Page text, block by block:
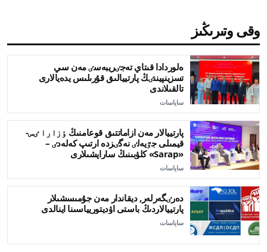
وقى وتىرىڭىز
ەلوردادا قىتاي تەجٸريبەسٸ مەن سي
تسزينپيننٸڭ پارتييالىق قۇرىلىس يدەيالارى
تالقىلاندى
ساياسات
پارتييالار مەن ازاماتتىق قوعامنىڭ ٶزارا ٸس-
قيمىلى جٷيەلٸ نەگٸزدە ارتىپ كەلەدٸ –
«Sarap» كلۋبىنىڭ ساراپشىلارى
ساياسات
دەرٸگەرلەر, ديقاندار مەن جۇمىسشىلار
پارتييالاردىڭ باستى اۋديتوريياسىنا اينالدى
ساياسات